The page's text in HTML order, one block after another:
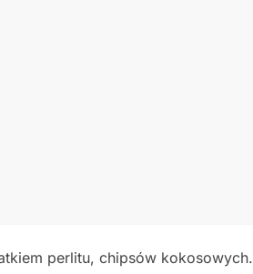
perlitu, chipsów kokosowych.